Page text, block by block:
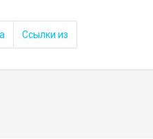
Ссылки из